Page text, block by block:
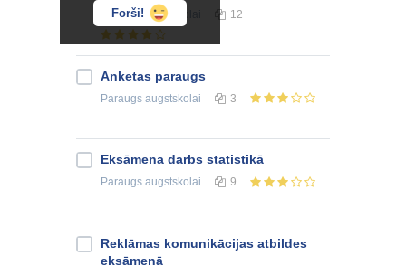
Forši!
Paraugsaugstskolai 12
Anketas paraugs
Paraugs augstskolai 3
Eksāmena darbs statistikā
Paraugs augstskolai 9
Reklāmas komunikācijas atbildes
eksāmenā